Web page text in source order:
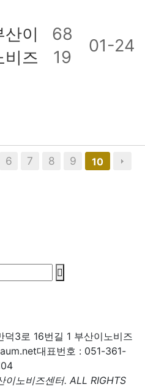
산이
비즈
68
19
01-24
6 7 8 9 10
3로 16번길 1 부산이노비즈
대표번호 : 051-361-
노비즈센터. ALL RIGHTS